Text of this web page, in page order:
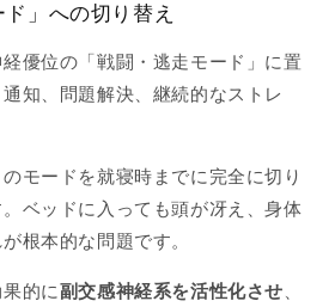
」への切り替え
優位の「戦闘・逃走モード」に置
知、問題解決、継続的なストレ
モードを就寝時までに完全に切り
ベッドに入っても頭が冴え、身体
根本的な問題です。
的に副交感神経系を活性化させ